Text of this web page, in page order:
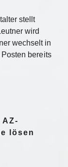
stellt
wird
wechselt in
bereits
lösen